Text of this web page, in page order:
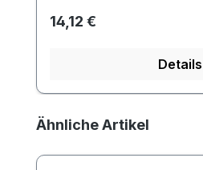
Regulärer Preis:
14,12 €
Details
Produktgalerie überspringen
Ähnliche Artikel